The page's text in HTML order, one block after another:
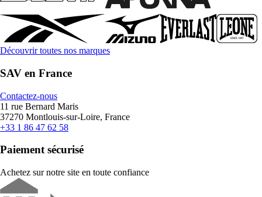
Découvrir toutes nos marques
SAV en France
Contactez-nous
11 rue Bernard Maris
37270 Montlouis-sur-Loire, France
+33 1 86 47 62 58
Paiement sécurisé
Achetez sur notre site en toute confiance